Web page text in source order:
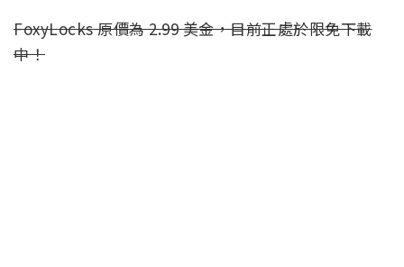
FoxyLocks 原價為 2.99 美金，目前正處於限免下載
中！